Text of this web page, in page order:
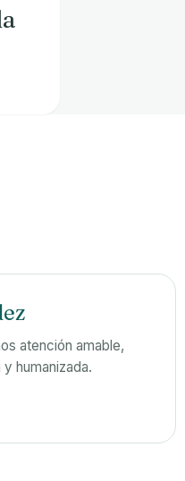
atención amable,
humanizada.